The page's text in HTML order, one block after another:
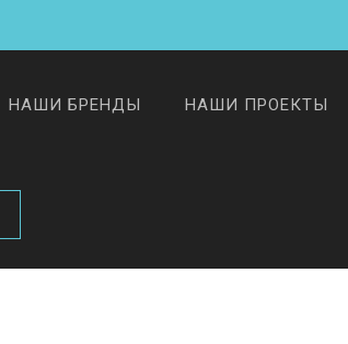
НАШИ БРЕНДЫ НАШИ ПРОЕКТЫ